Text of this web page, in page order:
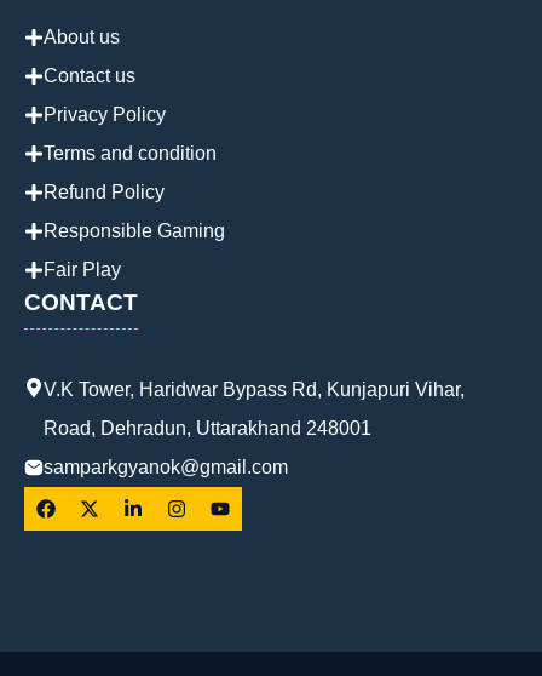
About us
Contact us
Privacy Policy
Terms and condition
Refund Policy
Responsible Gaming
Fair Play
CONTACT
V.K Tower, Haridwar Bypass Rd, Kunjapuri Vihar,
Road, Dehradun, Uttarakhand 248001
samparkgyanok@gmail.com